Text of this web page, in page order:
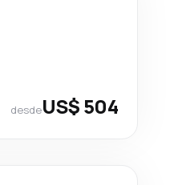
desdeUS$ 504